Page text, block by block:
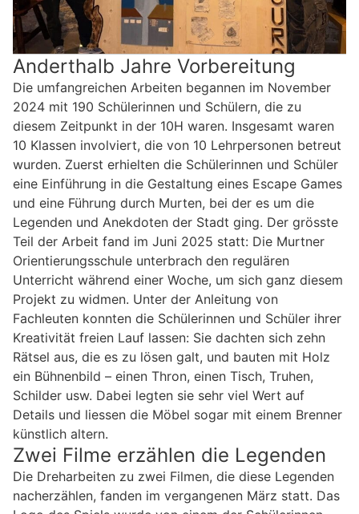
Anderthalb Jahre Vorbereitung
Die umfangreichen Arbeiten begannen im November
2024 mit 190 Schülerinnen und Schülern, die zu
diesem Zeitpunkt in der 10H waren. Insgesamt waren
10 Klassen involviert, die von 10 Lehrpersonen betreut
wurden. Zuerst erhielten die Schülerinnen und Schüler
eine Einführung in die Gestaltung eines Escape Games
und eine Führung durch Murten, bei der es um die
Legenden und Anekdoten der Stadt ging. Der grösste
Teil der Arbeit fand im Juni 2025 statt: Die Murtner
Orientierungsschule unterbrach den regulären
Unterricht während einer Woche, um sich ganz diesem
Projekt zu widmen. Unter der Anleitung von
Fachleuten konnten die Schülerinnen und Schüler ihrer
Kreativität freien Lauf lassen: Sie dachten sich zehn
Rätsel aus, die es zu lösen galt, und bauten mit Holz
ein Bühnenbild – einen Thron, einen Tisch, Truhen,
Schilder usw. Dabei legten sie sehr viel Wert auf
Details und liessen die Möbel sogar mit einem Brenner
künstlich altern.
Zwei Filme erzählen die Legenden
Die Dreharbeiten zu zwei Filmen, die diese Legenden
nacherzählen, fanden im vergangenen März statt. Das